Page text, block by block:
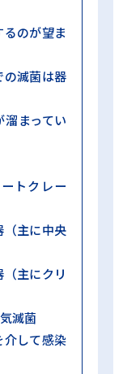
のが望ま
滅菌は器
まってい
トクレー
主に中央
主にクリ
滅菌
して感染